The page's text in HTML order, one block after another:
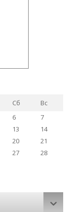
Сб
Вс
6
7
13
14
20
21
27
28